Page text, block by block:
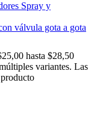
Spray y
válvula gota a gota
hasta $28,50
variantes. Las